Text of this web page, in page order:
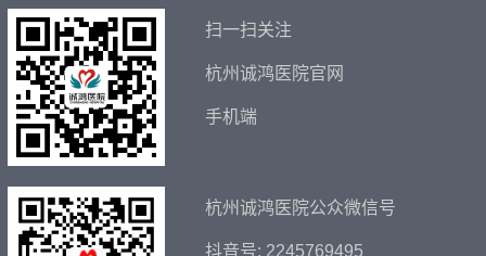
扫一扫关注
杭州诚鸿医院官网
手机端
杭州诚鸿医院公众微信号
抖音号: 2245769495